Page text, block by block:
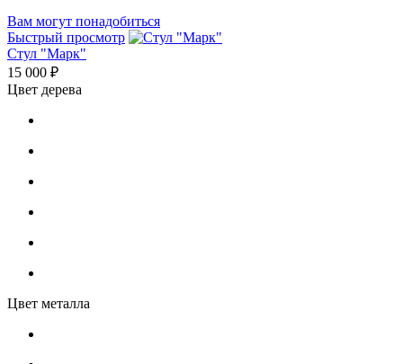
Вам могут понадобиться
Быстрый просмотр
Стул "Марк"
15 000 ₽
Цвет дерева
Цвет металла